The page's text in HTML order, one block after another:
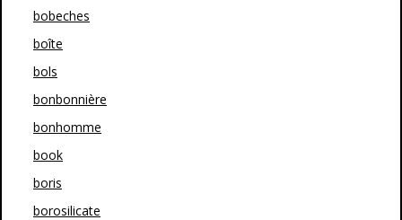
bobeches
boîte
bols
bonbonnière
bonhomme
book
boris
borosilicate